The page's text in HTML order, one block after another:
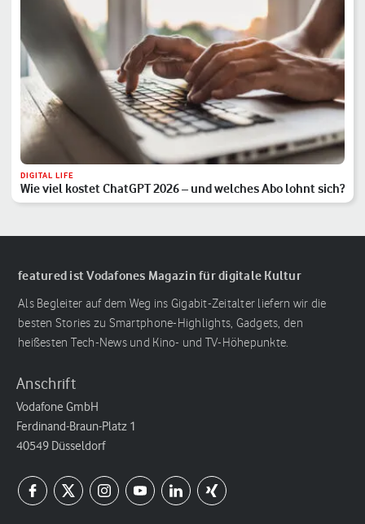
DIGITAL LIFE
Wie viel kostet ChatGPT 2026 – und welches Abo lohnt sich?
featured ist Vodafones Magazin für digitale Kultur
Als Begleiter auf dem Weg ins Gigabit-Zeitalter liefern wir die
besten Stories zu Smartphone-Highlights, Gadgets, den
heißesten Tech-News und Kino- und TV-Höhepunkte.
Anschrift
Vodafone GmbH
Ferdinand-Braun-Platz 1
40549 Düsseldorf